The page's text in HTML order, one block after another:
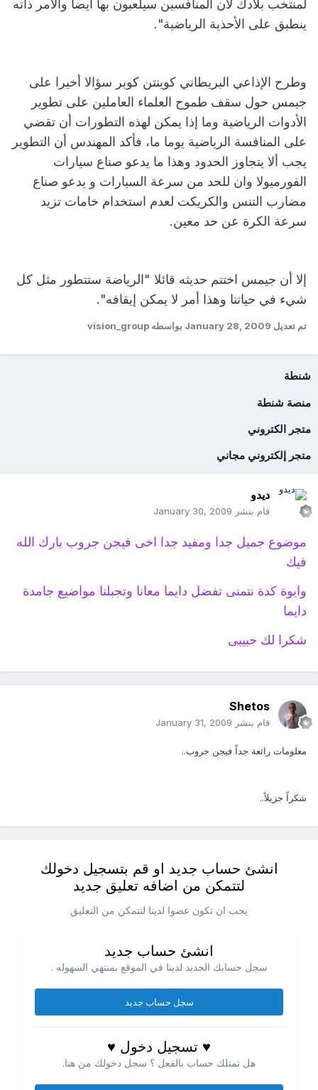
لمنتخب بلادك لأن المنافسين سيلعبون بها أيضا والأمر ذاته
ينطبق على الأحذية الرياضية".
وطرح الإذاعي البريطاني كوينتن كوبر سؤالا أخيرا على
جيمس حول سقف طموح العلماء العاملين على تطوير
الأدوات الرياضية وما إذا يمكن لهذه التطورات أن تقضي
على المنافسة الرياضية يوما ما، فأكد المهندس أن التطوير
يجب ألا يتجاوز الحدود وهذا ما يدعو صناع سيارات
الفورميولا وان للحد من سرعة السيارات و يدعو صناع
مضارب التنس والكريكت لعدم استخدام خامات تزيد
سرعة الكرة عن حد معين.
إلا أن جيمس اختتم حديثه قائلا "الرياضة ستتطور مثل كل
شيء في حياتنا وهذا أمر لا يمكن إيقافه".
تم تعديلJanuary 28, 2009بواسطه vision_group
شنطة
منصة شنطة
متجر الكتروني
متجر إلكتروني مجاني
ديدو
قام بنشر January 30, 2009
موضوع جميل جدا ومفيد جدا اخى فيجن جروب بارك الله
فيك
وايوة كدة نتمنى تفضل دايما معانا وتجبلنا مواضيع جامدة
دايما
شكرا لك حبيبى
Shetos
قام بنشر January 31, 2009
معلومات رائعة جداً فيجن جروب..
شكراً جزيلاً..
انشئ حساب جديد او قم بتسجيل دخولك
لتتمكن من اضافه تعليق جديد
يجب ان تكون عضوا لدينا لتتمكن من التعليق
انشئ حساب جديد
سجل حسابك الجديد لدينا في الموقع بمنتهي السهوله .
سجل حساب جديد
♥ تسجيل دخول ♥
هل تمتلك حساب بالفعل ؟ سجل دخولك من هنا.